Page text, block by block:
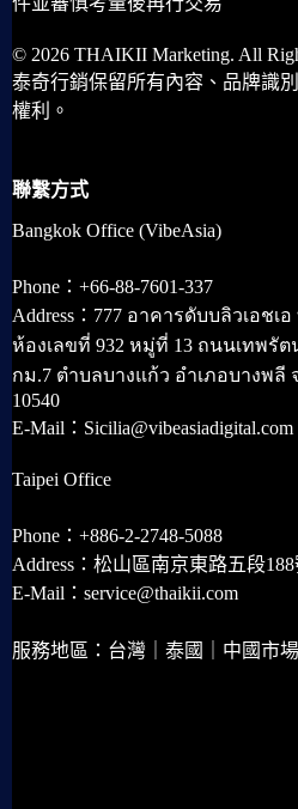
© 2026 THAIKII Marketing. All
泰奇行銷保留所有內容、品牌識
權利。
聯繫方式
Bangkok Office (VibeAsia)
Phone：+66-88-7601-337
Address：777 อาคารดับบลิวเอชเ
ห้องเลขที่ 932 หมู่ที่ 13 ถนนเทพรัต
กม.7 ตำบลบางแก้ว อำเภอบางพลี
10540
E-Mail：Sicilia@vibeasiadigital.com
Taipei Office
Phone：+886-2-2748-5088
Address：松山區南京東路五段
E-Mail：service@thaikii.com
服務地區：台灣｜泰國｜中國市場